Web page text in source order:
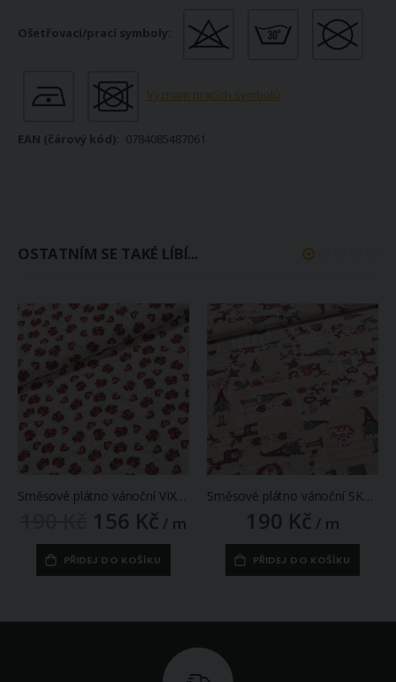
Význam pracích symbolů
0784085487061
OSTATNÍM SE TAKÉ LÍBÍ...
Směsové plátno vánoční VIXEN červená srdíčka na béžové s vločkami, š.140cm (látka v metráži)
Zlevněná
cena
156 Kč / m
PŘIDEJ DO KOŠÍKU
Směsové plátno vánoční SKŘÍTCI sobi a skřítci na béžové, červená, š.140cm (látka v metráži)
190 Kč / m
PŘIDEJ DO KOŠÍKU